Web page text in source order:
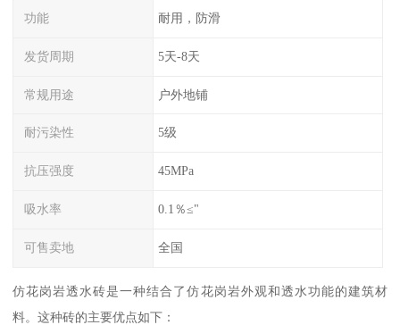
功能 耐用，防滑
发货周期 5天-8天
常规用途 户外地铺
耐污染性 5级
抗压强度 45MPa
吸水率 0.1％≤"
可售卖地 全国
仿花岗岩透水砖是一种结合了仿花岗岩外观和透水功能的建筑材
料。这种砖的主要优点如下：